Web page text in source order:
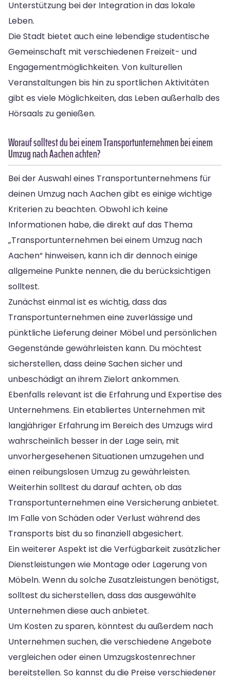
Unterstützung bei der Integration in das lokale
Leben.
Die Stadt bietet auch eine lebendige studentische
Gemeinschaft mit verschiedenen Freizeit- und
Engagementmöglichkeiten. Von kulturellen
Veranstaltungen bis hin zu sportlichen Aktivitäten
gibt es viele Möglichkeiten, das Leben außerhalb des
Hörsaals zu genießen.
Worauf solltest du bei einem Transportunternehmen bei einem
Umzug nach Aachen achten?
Bei der Auswahl eines Transportunternehmens für
deinen Umzug nach Aachen gibt es einige wichtige
Kriterien zu beachten. Obwohl ich keine
Informationen habe, die direkt auf das Thema
„Transportunternehmen bei einem Umzug nach
Aachen“ hinweisen, kann ich dir dennoch einige
allgemeine Punkte nennen, die du berücksichtigen
solltest.
Zunächst einmal ist es wichtig, dass das
Transportunternehmen eine zuverlässige und
pünktliche Lieferung deiner Möbel und persönlichen
Gegenstände gewährleisten kann. Du möchtest
sicherstellen, dass deine Sachen sicher und
unbeschädigt an ihrem Zielort ankommen.
Ebenfalls relevant ist die Erfahrung und Expertise des
Unternehmens. Ein etabliertes Unternehmen mit
langjähriger Erfahrung im Bereich des Umzugs wird
wahrscheinlich besser in der Lage sein, mit
unvorhergesehenen Situationen umzugehen und
einen reibungslosen Umzug zu gewährleisten.
Weiterhin solltest du darauf achten, ob das
Transportunternehmen eine Versicherung anbietet.
Im Falle von Schäden oder Verlust während des
Transports bist du so finanziell abgesichert.
Ein weiterer Aspekt ist die Verfügbarkeit zusätzlicher
Dienstleistungen wie Montage oder Lagerung von
Möbeln. Wenn du solche Zusatzleistungen benötigst,
solltest du sicherstellen, dass das ausgewählte
Unternehmen diese auch anbietet.
Um Kosten zu sparen, könntest du außerdem nach
Unternehmen suchen, die verschiedene Angebote
vergleichen oder einen Umzugskostenrechner
bereitstellen. So kannst du die Preise verschiedener